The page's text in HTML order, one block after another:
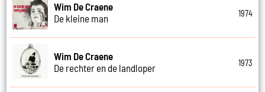
Wim De Craene
De kleine man
1974
Wim De Craene
De rechter en de landloper
1973